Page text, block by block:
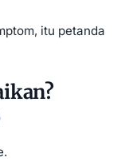
itu petanda